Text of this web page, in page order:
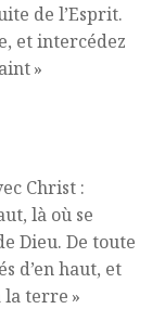
de l’Esprit.
et intercédez
»
Christ :
là où se
Dieu. De toute
d’en haut, et
terre »